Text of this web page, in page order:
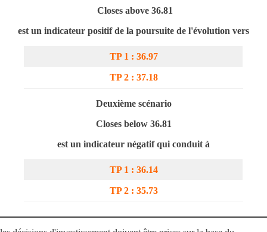
Closes above 36.81
est un indicateur positif de la poursuite de l'évolution vers
TP 1 : 36.97
TP 2 : 37.18
Deuxième scénario
Closes below 36.81
est un indicateur négatif qui conduit à
TP 1 : 36.14
TP 2 : 35.73